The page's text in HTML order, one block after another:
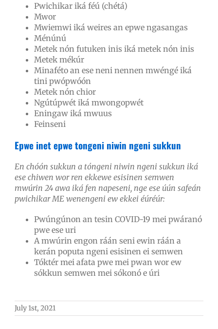
Pwichikar iká féú (chétá)
Mwor
Mwiemwi iká weires an epwe ngasangas
Ménúnú
Metek nón futuken inis iká metek nón inis
Metek mékúr
Minaféto an ese neni nennen mwéngé iká
tini pwópwóón
Metek nón chior
Ngútúpwét iká mwongopwét
Eningaw iká mwuus
Feinseni
Epwe inet epwe tongeni niwin ngeni sukkun
En chóón sukkun a tóngeni niwin ngeni sukkun iká
ese chiwen wor ren ekkewe esisinen semwen
mwúrin 24 awa iká fen napeseni, nge ese úún safeán
pwichikar ME wenengeni ew ekkei éúréúr:
Pwúngúnon an tesin COVID-19 mei pwáranó
pwe ese uri
A mwúrin engon ráán seni ewin ráán a
kerán poputa ngeni esisinen ei semwen
Tóktér mei afata pwe mei pwan wor ew
sókkun semwen mei sókonó e úri
July 1st, 2021